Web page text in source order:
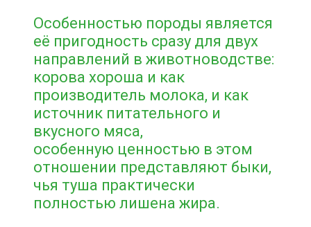
Особенностью породы является
её пригодность сразу для двух
направлений в животноводстве:
корова хороша и как
производитель молока, и как
источник питательного и
вкусного мяса,
особенную ценностью в этом
отношении представляют быки,
чья туша практически
полностью лишена жира.